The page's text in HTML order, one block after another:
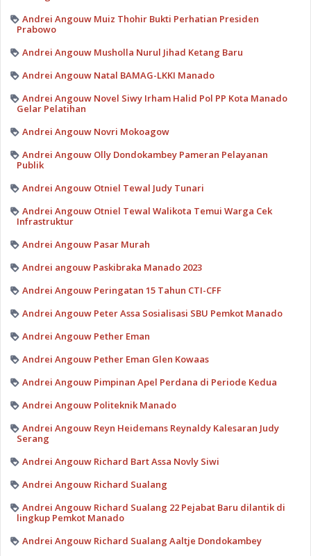
Andrei Angouw Muiz Thohir Bukti Perhatian Presiden
Prabowo
Andrei Angouw Musholla Nurul Jihad Ketang Baru
Andrei Angouw Natal BAMAG-LKKI Manado
Andrei Angouw Novel Siwy Irham Halid Pol PP Kota Manado
Gelar Pelatihan
Andrei Angouw Novri Mokoagow
Andrei Angouw Olly Dondokambey Pameran Pelayanan
Publik
Andrei Angouw Otniel Tewal Judy Tunari
Andrei Angouw Otniel Tewal Walikota Temui Warga Cek
Infrastruktur
Andrei Angouw Pasar Murah
Andrei angouw Paskibraka Manado 2023
Andrei Angouw Peringatan 15 Tahun CTI-CFF
Andrei Angouw Peter Assa Sosialisasi SBU Pemkot Manado
Andrei Angouw Pether Eman
Andrei Angouw Pether Eman Glen Kowaas
Andrei Angouw Pimpinan Apel Perdana di Periode Kedua
Andrei Angouw Politeknik Manado
Andrei Angouw Reyn Heidemans Reynaldy Kalesaran Judy
Serang
Andrei Angouw Richard Bart Assa Novly Siwi
Andrei Angouw Richard Sualang
Andrei Angouw Richard Sualang 22 Pejabat Baru dilantik di
lingkup Pemkot Manado
Andrei Angouw Richard Sualang Aaltje Dondokambey